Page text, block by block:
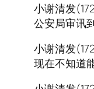
小谢清发
公安局审讯
小谢清发
现在不知道